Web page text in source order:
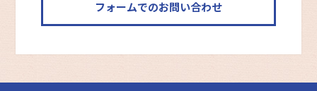
フォームでのお問い合わせ